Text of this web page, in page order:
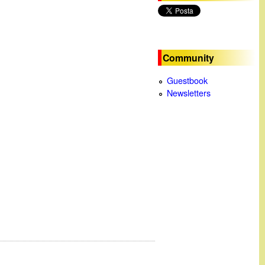
Community
Guestbook
Newsletters